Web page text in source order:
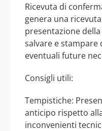
Ricevuta di
genera una
presentazione
salvare e
eventuali future
Consigli utili:
Tempistiche:
anticipo rispetto
inconvenienti